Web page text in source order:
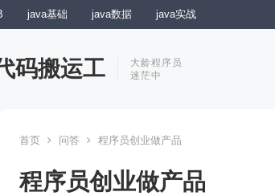
java基础 java数据 java实战
码搬运工
大龄程序员
迷茫中
首页 问答 程序员创业做产品
程序员创业做产品